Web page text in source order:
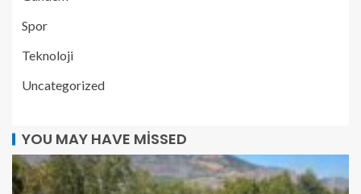
Spor
Teknoloji
Uncategorized
YOU MAY HAVE MISSED